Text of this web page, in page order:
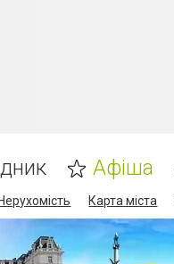
Афіша
Карта міста